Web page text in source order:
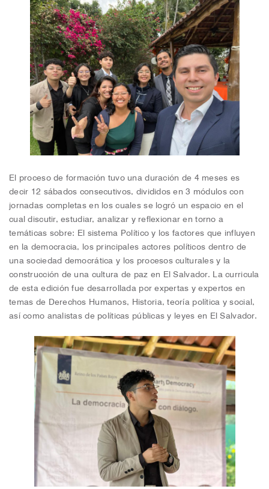
El proceso de formación tuvo una duración de 4 meses es
decir 12 sábados consecutivos, divididos en 3 módulos con
jornadas completas en los cuales se logró un espacio en el
cual discutir, estudiar, analizar y reflexionar en torno a
temáticas sobre: El sistema Político y los factores que influyen
en la democracia, los principales actores políticos dentro de
una sociedad democrática y los procesos culturales y la
construcción de una cultura de paz en El Salvador. La curricula
de esta edición fue desarrollada por expertas y expertos en
temas de Derechos Humanos, Historia, teoría política y social,
así como analistas de políticas públicas y leyes en El Salvador.